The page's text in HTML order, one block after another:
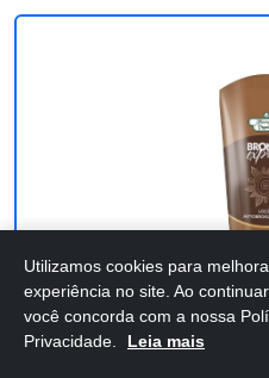
Utilizamos cookies para
experiência no site. Ao
você concorda com a nossa
Privacidade.
Leia mais